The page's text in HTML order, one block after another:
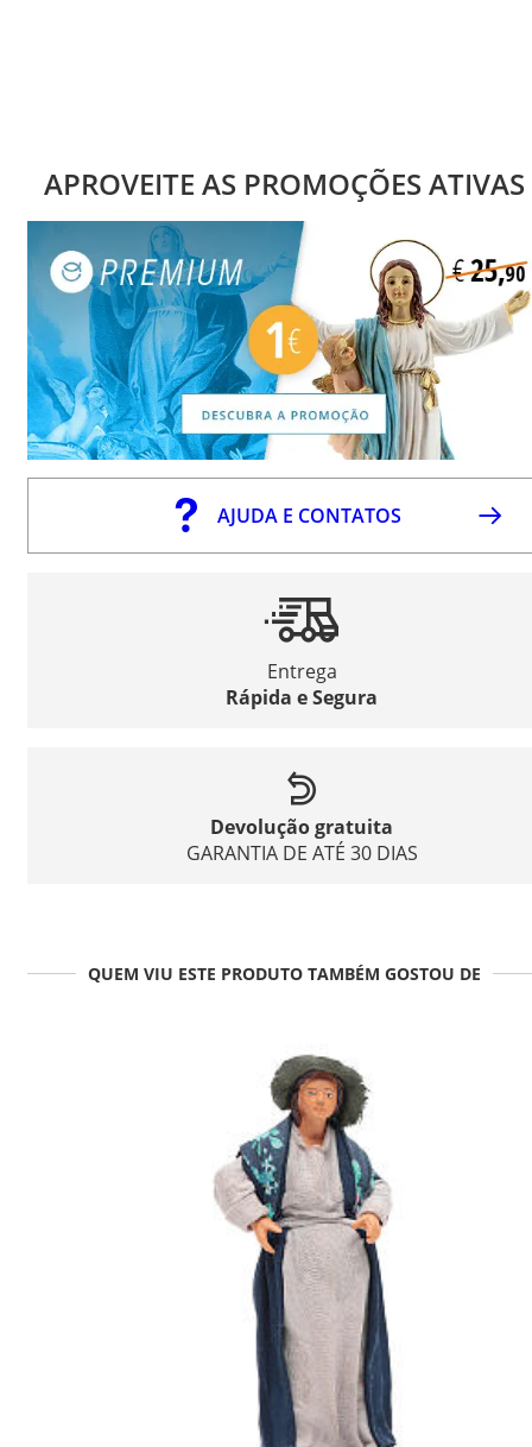
APROVEITE AS PROMOÇÕES ATIVAS
AJUDA E CONTATOS
Entrega
Rápida e Segura
Devolução gratuita
GARANTIA DE ATÉ 30 DIAS
QUEM VIU ESTE PRODUTO TAMBÉM GOSTOU DE